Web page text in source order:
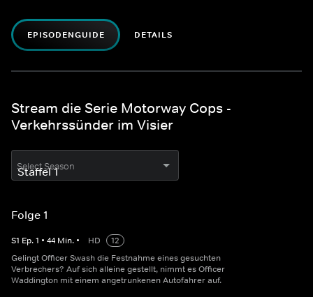
EPISODENGUIDE DETAILS
Stream die Serie Motorway Cops -
Verkehrssünder im Visier
Select Season
Folge 1
S1 Ep.1 • 44 Min. • HD
12
Gelingt Officer Swash die Festnahme eines gesuchten
Verbrechers? Auf sich alleine gestellt, nimmt es Officer
Waddington mit einem angetrunkenen Autofahrer auf.